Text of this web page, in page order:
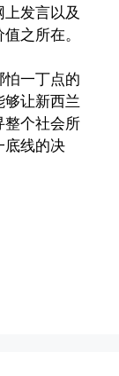
发言以及
之所在。
怕一丁点的
够让新西兰
整个社会所
底线的决